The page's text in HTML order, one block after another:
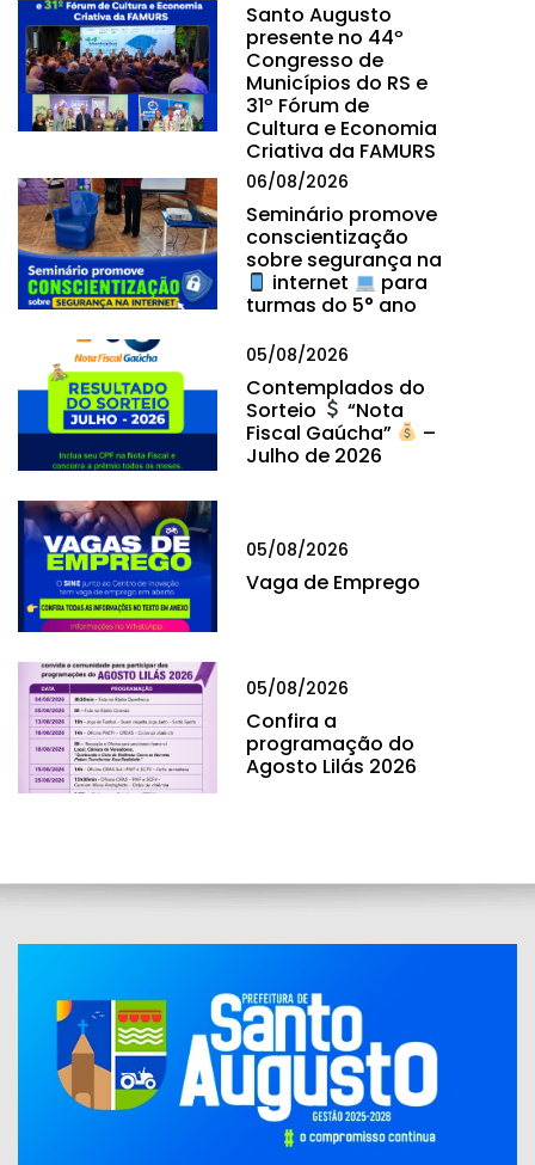
Santo Augusto
presente no 44º
Congresso de
Municípios do RS e
31º Fórum de
Cultura e Economia
Criativa da FAMURS
06/08/2026
Seminário promove
conscientização
sobre segurança na
internet
para
turmas do 5° ano
05/08/2026
Contemplados do
Sorteio
“Nota
Fiscal Gaúcha”
–
Julho de 2026
05/08/2026
Vaga de Emprego
05/08/2026
Confira a
programação do
Agosto Lilás 2026